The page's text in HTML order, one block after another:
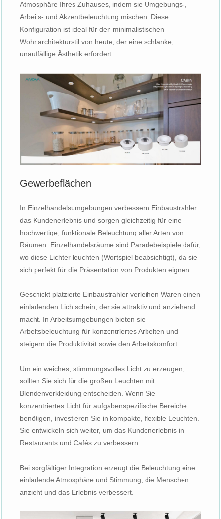
Atmosphäre Ihres Zuhauses, indem sie Umgebungs-,
Arbeits- und Akzentbeleuchtung mischen. Diese
Konfiguration ist ideal für den minimalistischen
Wohnarchitekturstil von heute, der eine schlanke,
unauffällige Ästhetik erfordert.
Gewerbeflächen
In Einzelhandelsumgebungen verbessern Einbaustrahler
das Kundenerlebnis und sorgen gleichzeitig für eine
hochwertige, funktionale Beleuchtung aller Arten von
Räumen. Einzelhandelsräume sind Paradebeispiele dafür,
wo diese Lichter leuchten (Wortspiel beabsichtigt), da sie
sich perfekt für die Präsentation von Produkten eignen.
Geschickt platzierte Einbaustrahler verleihen Waren einen
einladenden Lichtschein, der sie attraktiv und anziehend
macht. In Arbeitsumgebungen bieten sie
Arbeitsbeleuchtung für konzentriertes Arbeiten und
steigern die Produktivität sowie den Arbeitskomfort.
Um ein weiches, stimmungsvolles Licht zu erzeugen,
sollten Sie sich für die großen Leuchten mit
Blendenverkleidung entscheiden. Wenn Sie
konzentriertes Licht für aufgabenspezifische Bereiche
benötigen, investieren Sie in kompakte, flexible Leuchten.
Sie entwickeln sich weiter, um das Kundenerlebnis in
Restaurants und Cafés zu verbessern.
Bei sorgfältiger Integration erzeugt die Beleuchtung eine
einladende Atmosphäre und Stimmung, die Menschen
anzieht und das Erlebnis verbessert.